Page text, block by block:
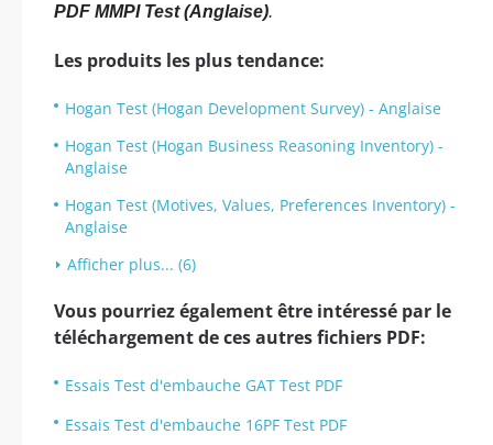
PDF MMPI Test (Anglaise).
Les produits les plus tendance:
Hogan Test (Hogan Development Survey) - Anglaise
Hogan Test (Hogan Business Reasoning Inventory) -
Anglaise
Hogan Test (Motives, Values, Preferences Inventory) -
Anglaise
Afficher plus... (6)
Vous pourriez également être intéressé par le
téléchargement de ces autres fichiers PDF:
Essais Test d'embauche GAT Test PDF
Essais Test d'embauche 16PF Test PDF